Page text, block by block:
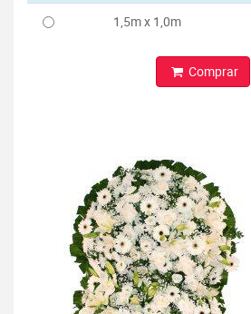
1,5m x 1,0m
Comprar